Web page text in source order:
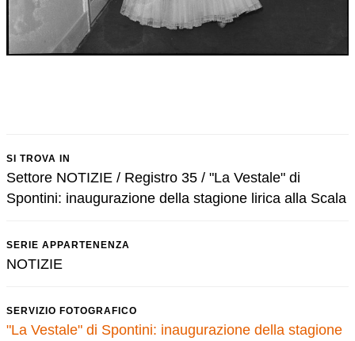
SI TROVA IN
Settore NOTIZIE / Registro 35 / "La Vestale" di
Spontini: inaugurazione della stagione lirica alla Scala
SERIE APPARTENENZA
NOTIZIE
SERVIZIO FOTOGRAFICO
"La Vestale" di Spontini: inaugurazione della stagione